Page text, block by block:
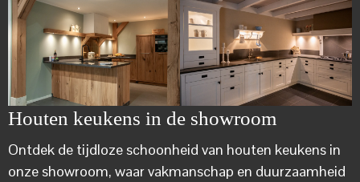
Houten keukens in de showroom
Ontdek de tijdloze schoonheid van houten keukens in
onze showroom, waar vakmanschap en duurzaamheid